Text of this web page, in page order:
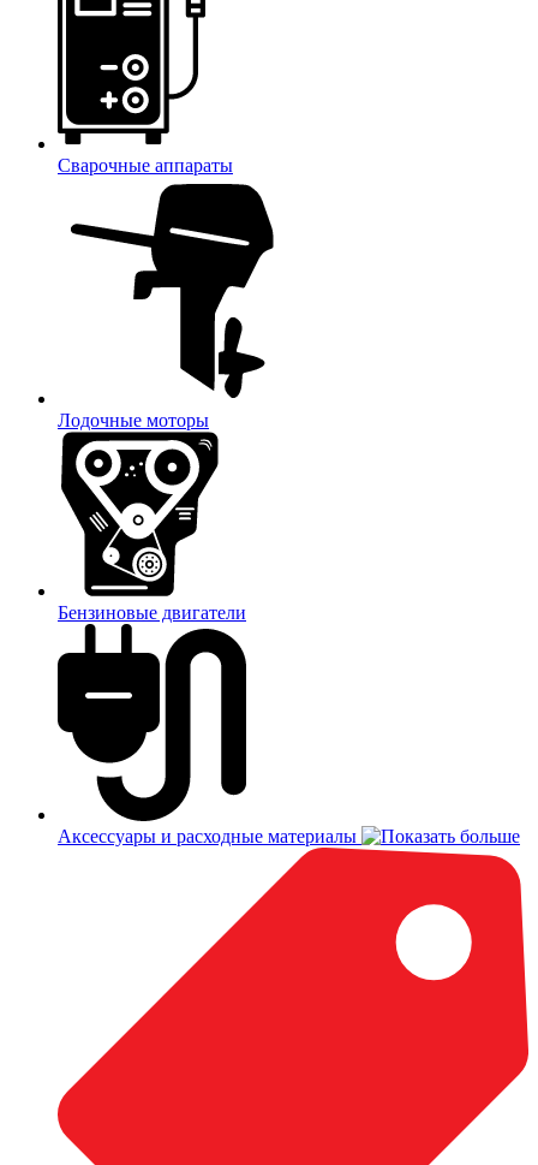
Сварочные аппараты
Лодочные моторы
Бензиновые двигатели
Аксессуары и расходные материалы